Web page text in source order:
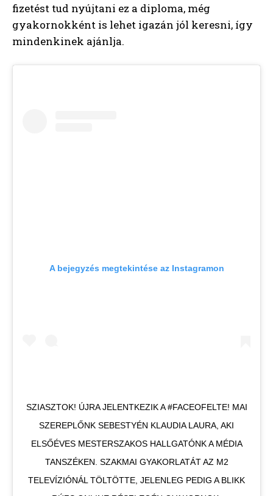
fizetést tud nyújtani ez a diploma, még
gyakornokként is lehet igazán jól keresni, így
mindenkinek ajánlja.
A bejegyzés megtekintése az Instagramon
SZIASZTOK! ÚJRA JELENTKEZIK A #FACEOFELTE! MAI
SZEREPLŐNK SEBESTYÉN KLAUDIA LAURA, AKI
ELSŐÉVES MESTERSZAKOS HALLGATÓNK A MÉDIA
TANSZÉKEN. SZAKMAI GYAKORLATÁT AZ M2
TELEVÍZIÓNÁL TÖLTÖTTE, JELENLEG PEDIG A BLIKK